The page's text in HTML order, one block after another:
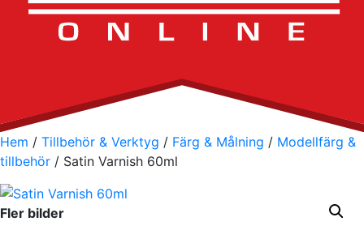
Hem / Tillbehör & Verktyg / Färg & Målning / Modellfärg &
tillbehör / Satin Varnish 60ml
Fler bilder